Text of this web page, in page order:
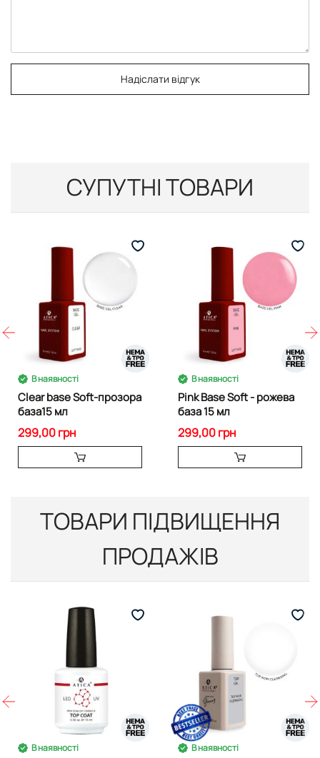
Надіслати відгук
СУПУТНІ ТОВАРИ
В наявності
Clear base Soft-прозора
база15 мл
299,00 грн
В наявності
Pink Base Soft - рожева
база 15 мл
299,00 грн
ТОВАРИ ПІДВИЩЕННЯ
ПРОДАЖІВ
В наявності В наявності